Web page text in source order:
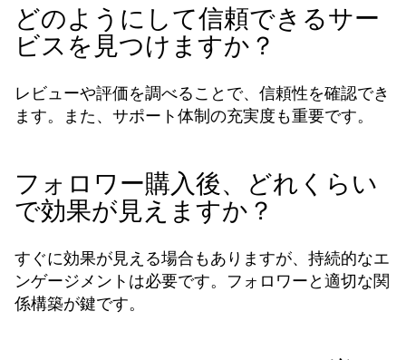
どのようにして信頼できるサー
ビスを見つけますか？
レビューや評価を調べることで、信頼性を確認でき
ます。また、サポート体制の充実度も重要です。
フォロワー購入後、どれくらい
で効果が見えますか？
すぐに効果が見える場合もありますが、持続的なエ
ンゲージメントは必要です。フォロワーと適切な関
係構築が鍵です。